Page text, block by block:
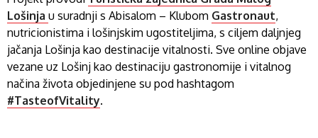
Lošinja u suradnji s Abisalom – Klubom Gastronaut,
nutricionistima i lošinjskim ugostiteljima, s ciljem daljnjeg
jačanja Lošinja kao destinacije vitalnosti. Sve online objave
vezane uz Lošinj kao destinaciju gastronomije i vitalnog
načina života objedinjene su pod hashtagom
#TasteofVitality.